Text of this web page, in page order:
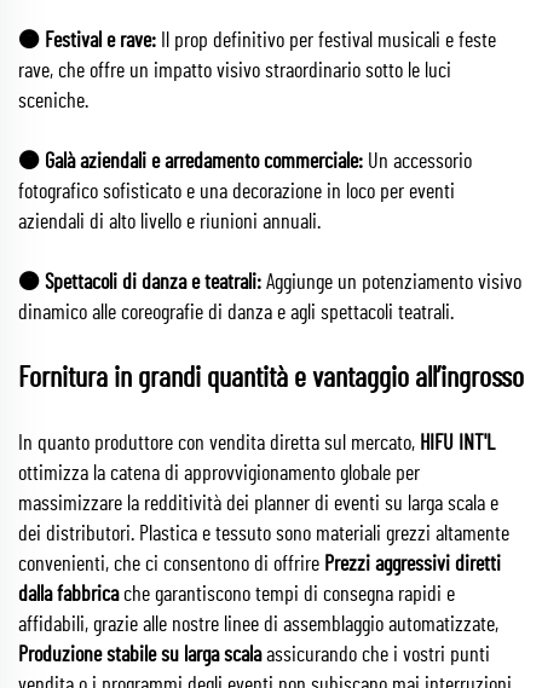
🟠 Festival e rave:
Il prop definitivo per festival musicali e feste
rave, che offre un impatto visivo straordinario sotto le luci
sceniche.
🟠 Galà aziendali e arredamento commerciale: Un accessorio
fotografico sofisticato e una decorazione in loco per eventi
aziendali di alto livello e riunioni annuali.
🟠 Spettacoli di danza e teatrali: Aggiunge un potenziamento visivo
dinamico alle coreografie di danza e agli spettacoli teatrali.
Fornitura in grandi quantità e vantaggio all’ingrosso
In quanto produttore con vendita diretta sul mercato, HIFU INT'L
ottimizza la catena di approvvigionamento globale per
massimizzare la redditività dei planner di eventi su larga scala e
dei distributori. Plastica e tessuto sono materiali grezzi altamente
convenienti, che ci consentono di offrire Prezzi aggressivi diretti
dalla fabbricache garantiscono tempi di consegna rapidi e
affidabili, grazie alle nostre linee di assemblaggio automatizzate,
Produzione stabile su larga scalaassicurando che i vostri punti